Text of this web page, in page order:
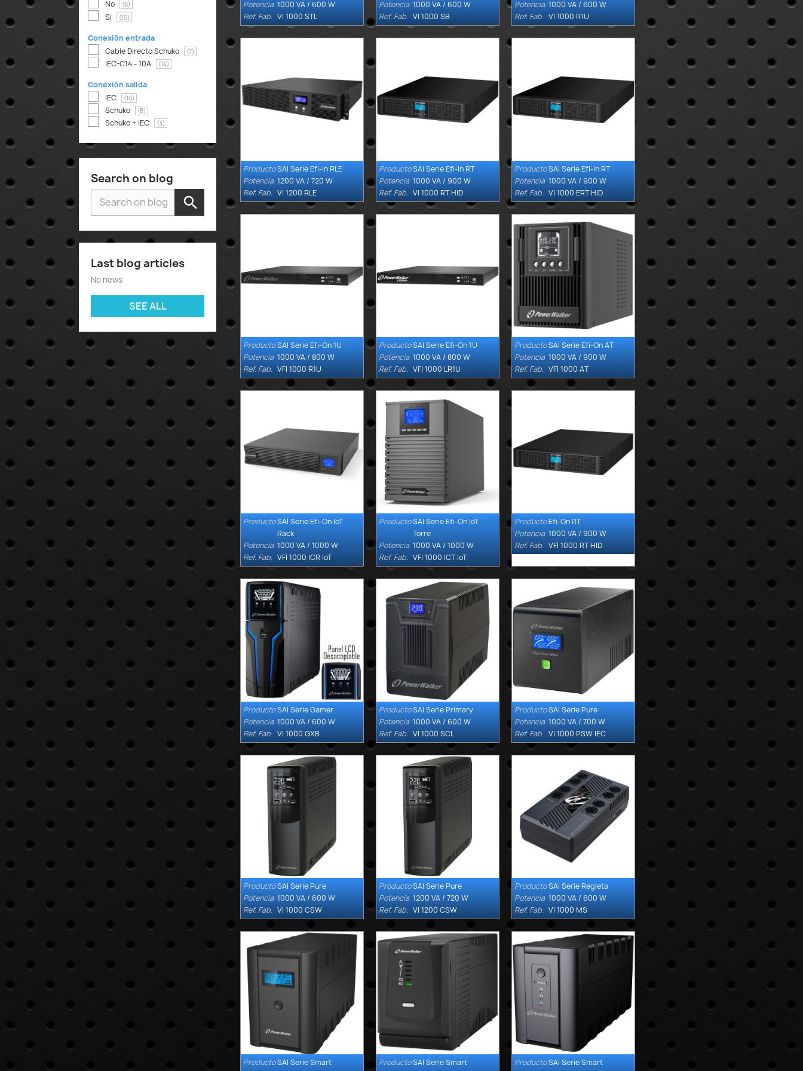
No
(6)
Si (15)
Conexión entrada
Cable Directo Schuko
(7)
IEC-C14 - 10A (14)
Conexión salida
IEC
(10)
Schuko (8)
Schuko + IEC (3)
Search on blog
Last blog articles
No news
SEE ALL
Potencia 1000 VA / 600 W
Ref. Fab. VI 1000 STL
Potencia 1000 VA / 600 W
Ref. Fab. VI 1000 SB
Potencia 1000 VA / 600 W
Ref. Fab. VI 1000 R1U
Quick view
ProductoSAI Serie Efi-In RLE
Potencia 1200 VA / 720 W
Ref. Fab. VI 1200 RLE
Quick view
ProductoSAI Serie Efi-In RT
Potencia 1000 VA / 900 W
Ref. Fab. VI 1000 RT HID
Quick view
ProductoSAI Serie Efi-In RT
Potencia 1000 VA / 900 W
Ref. Fab. VI 1000 ERT HID
Quick view
ProductoSAI Serie Efi-On 1U
Potencia 1000 VA / 800 W
Ref. Fab. VFI 1000 R1U
Quick view
ProductoSAI Serie Efi-On 1U
Potencia 1000 VA / 800 W
Ref. Fab. VFI 1000 LR1U
Quick view
ProductoSAI Serie Efi-On AT
Potencia 1000 VA / 900 W
Ref. Fab. VFI 1000 AT
 Quick view
ProductoSAI Serie Efi-On IoT
Rack
Potencia 1000 VA / 1000 W
Ref. Fab. VFI 1000 ICR IoT
 Quick view
ProductoSAI Serie Efi-On IoT
Torre
Potencia 1000 VA / 1000 W
Ref. Fab. VFI 1000 ICT IoT
Quick view
ProductoEfi-On RT
Potencia 1000 VA / 900 W
Ref. Fab. VFI 1000 RT HID
Quick view
ProductoSAI Serie Gamer
Potencia 1000 VA / 600 W
Ref. Fab. VI 1000 GXB
Quick view
ProductoSAI Serie Primary
Potencia 1000 VA / 600 W
Ref. Fab. VI 1000 SCL
Quick view
ProductoSAI Serie Pure
Potencia 1000 VA / 700 W
Ref. Fab. VI 1000 PSW IEC
Quick view
ProductoSAI Serie Pure
Potencia 1000 VA / 600 W
Ref. Fab. VI 1000 CSW
Quick view
ProductoSAI Serie Pure
Potencia 1200 VA / 720 W
Ref. Fab. VI 1200 CSW
Quick view
ProductoSAI Serie Regleta
Potencia 1000 VA / 600 W
Ref. Fab. VI 1000 MS
Quick view
ProductoSAI Serie Smart
Quick view
ProductoSAI Serie Smart
Quick view
ProductoSAI Serie Smart